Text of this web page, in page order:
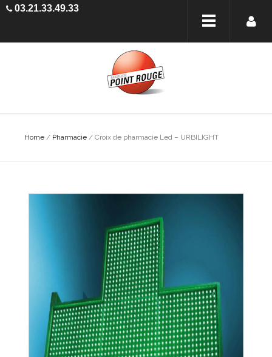
03.21.33.49.33
Home / Pharmacie / Croix de pharmacie Led – URBILIGHT